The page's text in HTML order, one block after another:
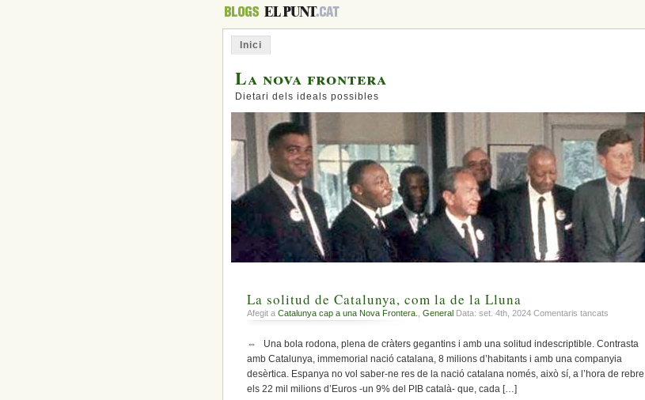
Inici
La nova frontera
Dietari dels ideals possibles
La solitud de Catalunya, com la de la Lluna
Afegit a Catalunya cap a una Nova Frontera. General Data: set. 4th, 2024 Comentaris tancats
solitud
Catalunya,
com
⇔ Una bola rodona, plena de cràters gegantins i amb una solitud indescriptible. Contrasta
amb Catalunya, immemorial nació catalana, 8 milions d’habitants i amb una companyia
desèrtica. Espanya no vol saber-ne res de la nació catalana només, això sí, a l’hora de rebre
els 22 mil milions d’Euros -un 9% del PIB català- que, cada […]